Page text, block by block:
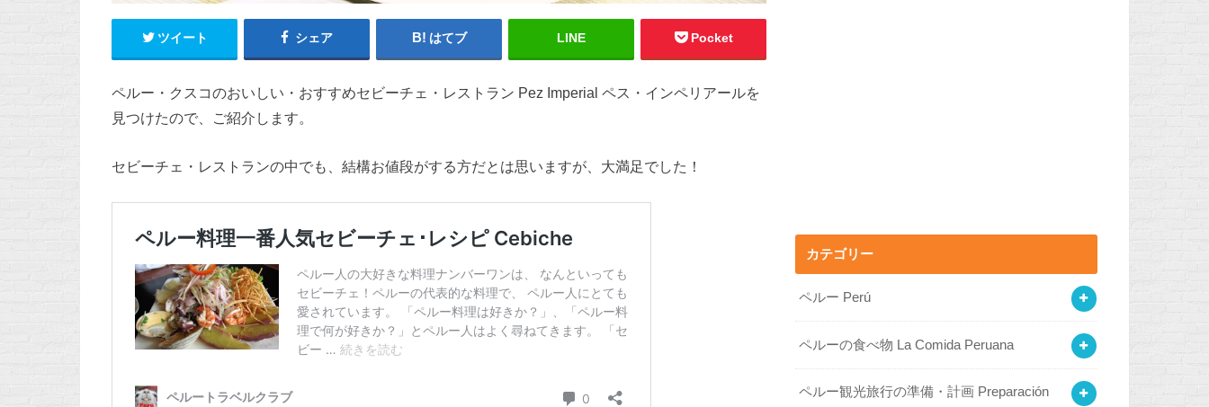
ツイート シェア はてブ LINE Pocket
ペルー・クスコのおいしい・おすすめセビーチェ・レストラン Pez Imperial ペス・インペリアールを
見つけたので、ご紹介します。
セビーチェ・レストランの中でも、結構お値段がする方だとは思いますが、大満足でした！
カテゴリー
ペルー Perú
ペルーの食べ物 La Comida Peruana
ペルー観光旅行の準備・計画 Preparación